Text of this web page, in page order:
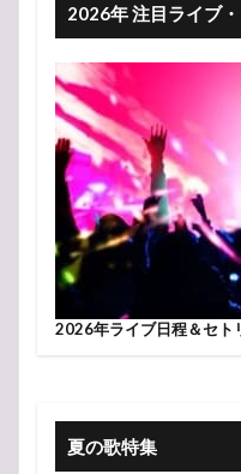
2026年 注目ライブ
2026年ライブ日程＆セト
夏の歌特集